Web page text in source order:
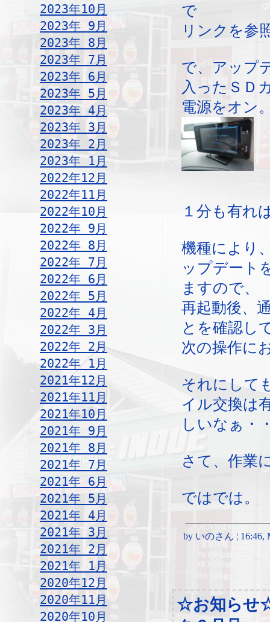
2023年10月
2023年 9月
2023年 8月
2023年 7月
2023年 6月
2023年 5月
2023年 4月
2023年 3月
2023年 2月
2023年 1月
2022年12月
2022年11月
2022年10月
2022年 9月
2022年 8月
2022年 7月
2022年 6月
2022年 5月
2022年 4月
2022年 3月
2022年 2月
2022年 1月
2021年12月
2021年11月
2021年10月
2021年 9月
2021年 8月
2021年 7月
2021年 6月
2021年 5月
2021年 4月
2021年 3月
2021年 2月
2021年 1月
2020年12月
2020年11月
2020年10月
で
リンクを参
で、アップ
入ったＳＤ
電源をオン
１分も有れ
機種により
ップデート
ますので、
再起動後、
とを確認し
次の操作に
それにして
イル交換は
しいなぁ・
さて、作業
ではでは。
by いのさん ¦ 16:46,
☆お知らせ